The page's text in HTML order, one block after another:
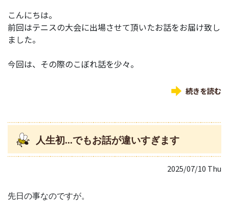
こんにちは。
前回はテニスの大会に出場させて頂いたお話をお届け致し
ました。
今回は、その際のこぼれ話を少々。
続きを読む
人生初...でもお話が違いすぎます
2025/07/10 Thu
先日の事なのですが。